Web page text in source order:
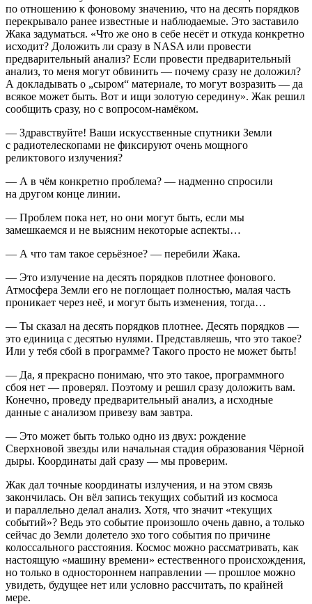
по отношению к фоновому значению, что на десять порядков
перекрывало ранее известные и наблюдаемые. Это заставило
Жака задуматься. «Что же оно в себе несёт и откуда конкретно
исходит? Доложить ли сразу в NASA или провести
предварительный анализ? Если провести предварительный
анализ, то меня могут обвинить — почему сразу не доложил?
А докладывать о „сыром“ материале, то могут возразить — да
всякое может быть. Вот и ищи золотую середину». Жак решил
сообщить сразу, но с вопросом-намёком.
— Здравствуйте! Ваши искусственные спутники Земли
с радиотелескопами не фиксируют очень мощного
реликтового излучения?
— А в чём конкретно проблема? — надменно спросили
на другом конце линии.
— Проблем пока нет, но они могут быть, если мы
замешкаемся и не выясним некоторые аспекты…
— А что там такое серьёзное? — перебили Жака.
— Это излучение на десять порядков плотнее фонового.
Атмосфера Земли его не поглощает полностью, малая часть
проникает через неё, и могут быть изменения, тогда…
— Ты сказал на десять порядков плотнее. Десять порядков —
это единица с десятью нулями. Представляешь, что это такое?
Или у тебя сбой в программе? Такого просто не может быть!
— Да, я прекрасно понимаю, что это такое, программного
сбоя нет — проверял. Поэтому и решил сразу доложить вам.
Конечно, проведу предварительный анализ, а исходные
данные с анализом привезу вам завтра.
— Это может быть только одно из двух: рождение
Сверхновой звезды или начальная стадия образования Чёрной
дыры. Координаты дай сразу — мы проверим.
Жак дал точные координаты излучения, и на этом связь
закончилась. Он вёл запись текущих событий из космоса
и параллельно делал анализ. Хотя, что значит «текущих
событий»? Ведь это событие произошло очень давно, а только
сейчас до Земли долетело эхо того события по причине
колоссального расстояния. Космос можно рассматривать, как
настоящую «машину времени» естественного происхождения,
но только в одностороннем направлении — прошлое можно
увидеть, будущее нет или условно рассчитать, по крайней
мере.